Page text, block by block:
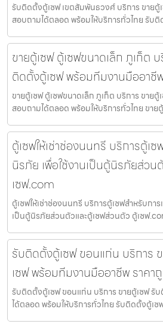
รับติดตั้งตู้เซฟ เขตสัมพันธวงศ์ บริการ ขาย
สอบถามได้ตลอด พร้อมให้บริการทั่วไทย รับ
ขายตู้เซฟ ตู้เซฟขนาดเล็ก ภูเก็ต
ติดตั้งตู้เซฟ พร้อมทีมงานมืออาชี
ขายตู้เซฟ ตู้เซฟขนาดเล็ก ภูเก็ต บริการ ขาย
สอบถามได้ตลอด พร้อมให้บริการทั่วไทย ขาย
ตู้เซฟให้เช่าช่องนนทรี บริการตู้เซ
นิรภัย เพื่อใช้งานเป็นตู้นิรภัยส่ว
เซฟ.com
ตู้เซฟให้เช่าช่องนนทรี บริการตู้เซฟสำหรับการ
เป็นตู้นิรภัยส่วนตัวและตู้เซฟส่วนตัว ตู้เซฟ
รับติดตั้งตู้เซฟ ขอนแก่น บริการ
เซฟ พร้อมทีมงานมืออาชีพ ราคา
รับติดตั้งตู้เซฟ ขอนแก่น บริการ ขายตู้เซฟ
ได้ตลอด พร้อมให้บริการทั่วไทย รับติดตั้งตู้เซ